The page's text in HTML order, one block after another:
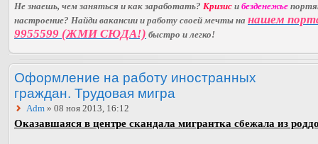
Не знаешь, чем заняться и как заработать? Кризис и безденежье
настроение? Найди вакансии и работу своей мечты на нашем
9955599 (ЖМИ СЮДА!) быстро и легко!
Оформление на работу иностранных
граждан. Трудовая мигра
Adm » 08 ноя 2013, 16:12
Оказавшаяся в центре скандала мигрантка сбежала из